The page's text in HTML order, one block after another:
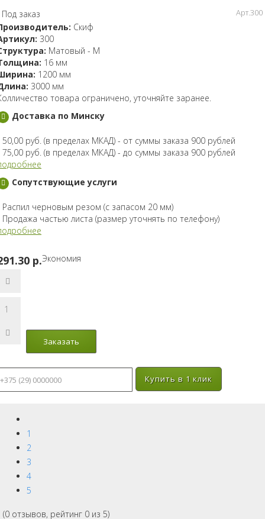
Под заказ Арт.300
Скиф
300
Матовый - M
16 мм
1200 мм
3000 мм
товара ограничено, уточняйте заранее.
Доставка по Минску
50,00 руб. (в пределах МКАД) - от суммы заказа 900 рублей
75,00 руб. (в пределах МКАД) - до суммы заказа 900 рублей
Сопутствующие услуги
Распил черновым резом (с запасом 20 мм)
Продажа частью листа (размер уточнять по телефону)
p.Экономия
Купить в 1 клик
1
2
3
4
5
(0 отзывов, рейтинг 0 из 5)